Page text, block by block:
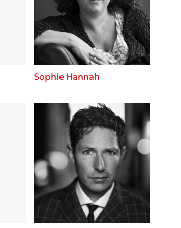
Sophie Hannah